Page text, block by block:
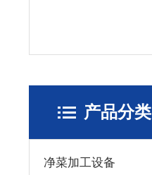
产品分类
净菜加工设备